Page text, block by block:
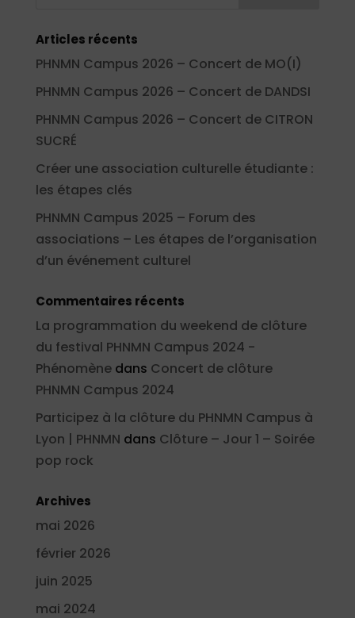
Articles récents
PHNMN Campus 2026 – Concert de MO(I)
PHNMN Campus 2026 – Concert de DANDSI
PHNMN Campus 2026 – Concert de CITRON
SUCRÉ
Créer une association culturelle étudiante :
les étapes clés
PHNMN Campus 2025 – Forum des
associations – Les étapes de l’organisation
d’un événement culturel
Commentaires récents
La programmation du weekend de clôture
du festival PHNMN Campus 2024 -
Phénomènedans Concert de clôture
PHNMN Campus 2024
Participez à la clôture du PHNMN Campus à
Lyon | PHNMN dans Clôture – Jour 1 – Soirée
pop rock
Archives
mai 2026
février 2026
juin 2025
mai 2024